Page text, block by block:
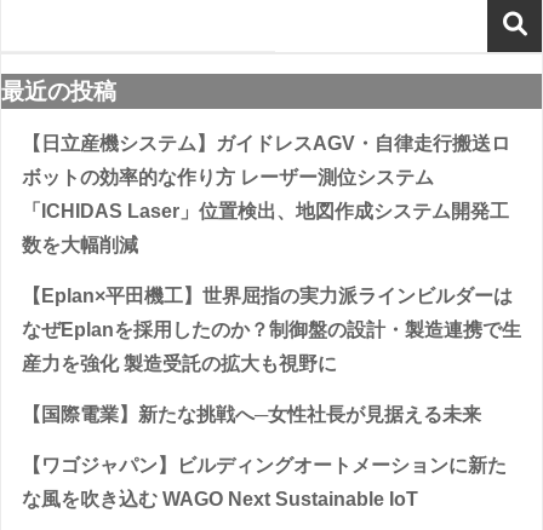
最近の投稿
【日立産機システム】ガイドレスAGV・自律走行搬送ロ
ボットの効率的な作り方 レーザー測位システム
「ICHIDAS Laser」位置検出、地図作成システム開発工
数を大幅削減
【Eplan×平田機工】世界屈指の実力派ラインビルダーは
なぜEplanを採用したのか？制御盤の設計・製造連携で生
産力を強化 製造受託の拡大も視野に
【国際電業】新たな挑戦へ─女性社長が見据える未来
【ワゴジャパン】ビルディングオートメーションに新た
な風を吹き込む WAGO Next Sustainable IoT